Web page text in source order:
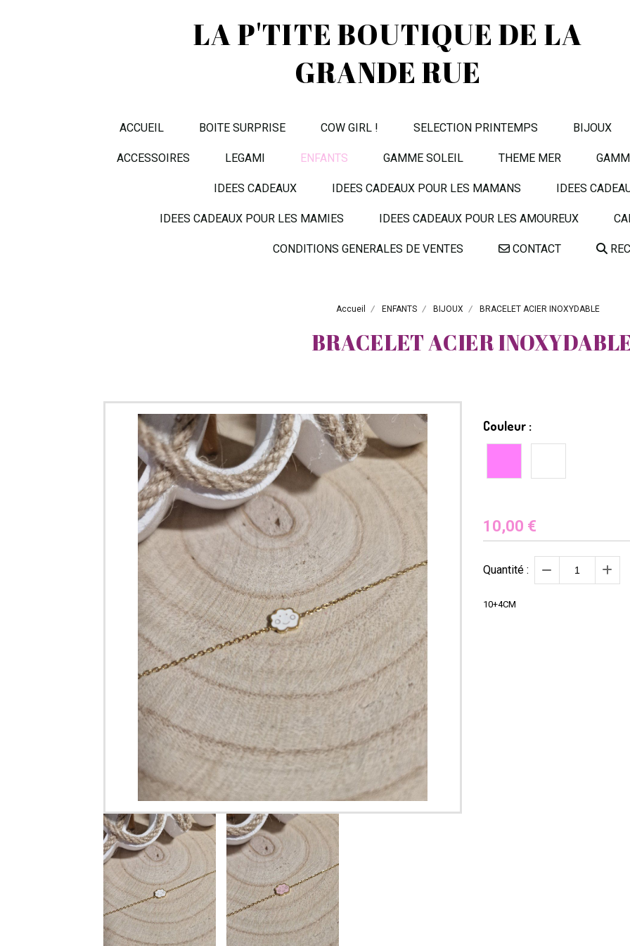
LA P'TITE BOUTIQUE DE LA
GRANDE RUE
ACCUEIL BOITE SURPRISE COW GIRL ! SELECTION PRINTEMPS BIJOUX
ACCESSOIRES LEGAMI ENFANTS GAMME SOLEIL THEME MER
IDEES CADEAUX IDEES CADEAUX POUR LES MAMANS IDEES
IDEES CADEAUX POUR LES MAMIES IDEES CADEAUX POUR LES AMOUREUX
CONDITIONS GENERALES DE VENTES CONTACT
Accueil ENFANTS BIJOUX BRACELET ACIER INOXYDABLE
BRACELET ACIER
Couleur :
10,00 €
Quantité :
10+4CM